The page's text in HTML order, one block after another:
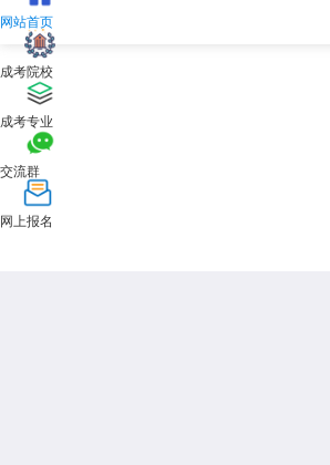
网站首页
成考院校
成考专业
交流群
网上报名